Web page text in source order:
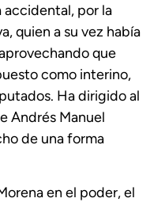
accidental, por la
quien a su vez había
que
como interino,
Ha dirigido al
Andrés Manuel
de una forma
en el poder, el